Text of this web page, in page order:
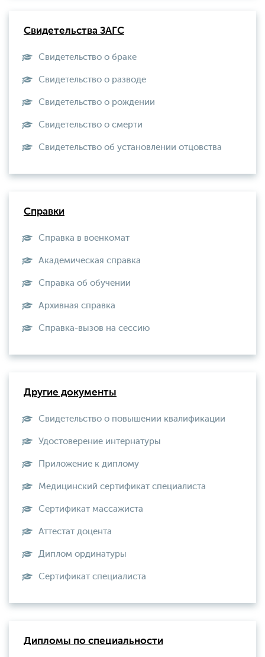
Свидетельства ЗАГС
Свидетельство о браке
Свидетельство о разводе
Свидетельство о рождении
Свидетельство о смерти
Свидетельство об установлении отцовства
Справки
Справка в военкомат
Академическая справка
Справка об обучении
Архивная справка
Справка-вызов на сессию
Другие документы
Свидетельство о повышении квалификации
Удостоверение интернатуры
Приложение к диплому
Медицинский сертификат специалиста
Сертификат массажиста
Аттестат доцента
Диплом ординатуры
Сертификат специалиста
Дипломы по специальности